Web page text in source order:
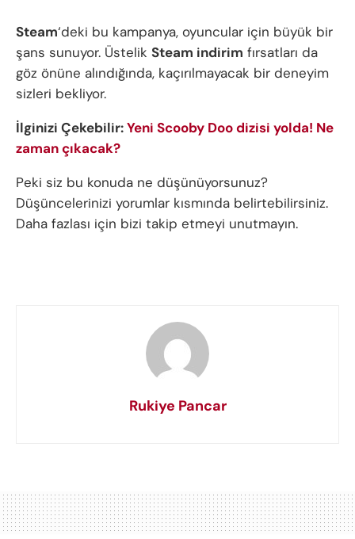
Steam‘deki bu kampanya, oyuncular için büyük bir
şans sunuyor. Üstelik Steam indirim fırsatları da
göz önüne alındığında, kaçırılmayacak bir deneyim
sizleri bekliyor.
İlginizi Çekebilir:Yeni Scooby Doo dizisi yolda! Ne
zaman çıkacak?
Peki siz bu konuda ne düşünüyorsunuz?
Düşüncelerinizi yorumlar kısmında belirtebilirsiniz.
Daha fazlası için bizi takip etmeyi unutmayın.
Rukiye Pancar